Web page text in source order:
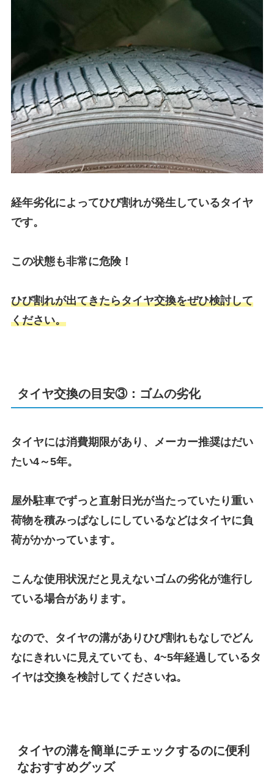
経年劣化によってひび割れが発生しているタイヤ
です。
この状態も非常に危険！
ひび割れが出てきたらタイヤ交換をぜひ検討して
ください。
タイヤ交換の目安③：ゴムの劣化
タイヤには消費期限があり、メーカー推奨はだい
たい4～5年。
屋外駐車でずっと直射日光が当たっていたり重い
荷物を積みっぱなしにしているなどはタイヤに負
荷がかかっています。
こんな使用状況だと見えないゴムの劣化が進行し
ている場合があります。
なので、タイヤの溝がありひび割れもなしでどん
なにきれいに見えていても、4~5年経過しているタ
イヤは交換を検討してくださいね。
タイヤの溝を簡単にチェックするのに便利
なおすすめグッズ